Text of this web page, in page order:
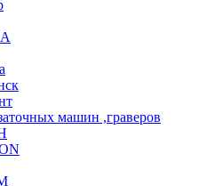
машин ,граверов